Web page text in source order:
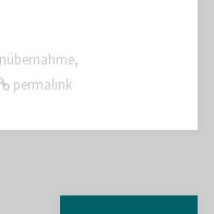
,
permalink